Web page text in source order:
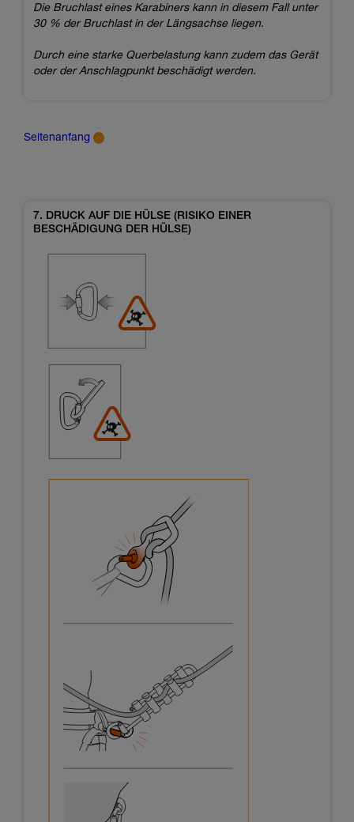
Die Bruchlast eines Karabiners kann in diesem Fall unter
30 % der Bruchlast in der Längsachse liegen.
Durch eine starke Querbelastung kann zudem das Gerät
oder der Anschlagpunkt beschädigt werden.
Seitenanfang
7. DRUCK AUF DIE HÜLSE (RISIKO EINER
BESCHÄDIGUNG DER HÜLSE)